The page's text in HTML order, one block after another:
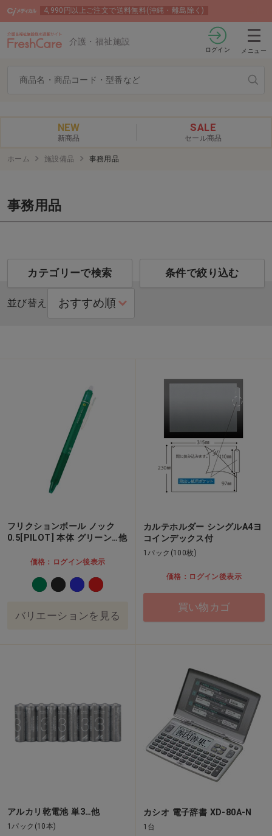
4,990円以上ご注文で送料無料(沖縄・離島除く)
介護・福祉施設
ログイン メニュー
NEW
新商品
SALE
セール商品
ホーム 施設備品 事務用品
事務用品
カテゴリーで検索 条件で絞り込む
並び替え
フリクションボール ノック
0.5[PILOT] 本体 グリーン…他
価格：ログイン後表示
バリエーションを見る
カルテホルダー シングルA4ヨ
コインデックス付
1パック(100枚)
価格：ログイン後表示
買い物カゴ
アルカリ乾電池 単3…他
1パック(10本)
カシオ 電子辞書 XD-80A-N
1台